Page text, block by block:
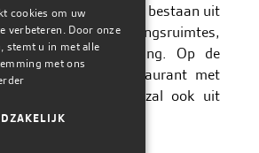
op de site zal bestaan uit
ontspanningsruimtes,
een conciërgewoning. Op de
een casco restaurant met
Het gebouw zal ook uit
bestaan.
cookies om uw
verbeteren. Door onze
stemt u in met alle
met ons